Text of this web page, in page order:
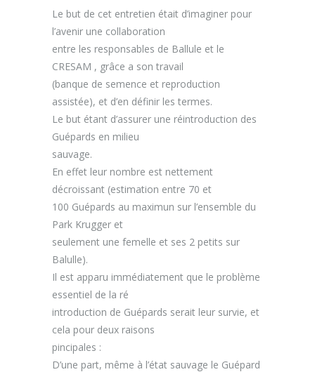
Le but de cet entretien était d’imaginer pour
l’avenir une collaboration
entre les responsables de Ballule et le
CRESAM , grâce a son travail
(banque de semence et reproduction
assistée), et d’en définir les termes.
Le but étant d’assurer une réintroduction des
Guépards en milieu
sauvage.
En effet leur nombre est nettement
décroissant (estimation entre 70 et
100 Guépards au maximun sur l’ensemble du
Park Krugger et
seulement une femelle et ses 2 petits sur
Balulle).
Il est apparu immédiatement que le problème
essentiel de la ré
introduction de Guépards serait leur survie, et
cela pour deux raisons
pincipales :
D’une part, même à l’état sauvage le Guépard